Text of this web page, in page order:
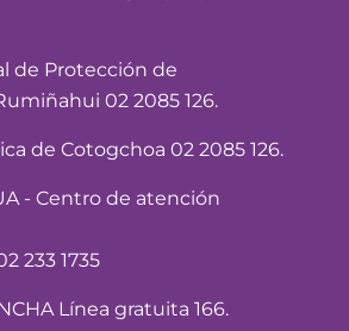
de Protección de
02 2085 126.
de Cotogchoa 02 2085 126.
- Centro de atención
233 1735
Línea gratuita 166.